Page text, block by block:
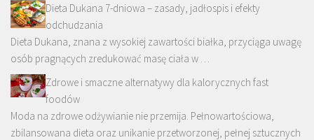
Dieta Dukana 7-dniowa – zasady, jadłospis i efekty
odchudzania
Dieta Dukana, znana z wysokiej zawartości białka, przyciąga uwagę
osób pragnących zredukować masę ciała w …
Zdrowe i smaczne alternatywy dla kalorycznych fast
foodów
Moda na zdrowe odżywianie nie przemija. Pełnowartościowa,
zbilansowana dieta oraz unikanie przetworzonej, pełnej sztucznych